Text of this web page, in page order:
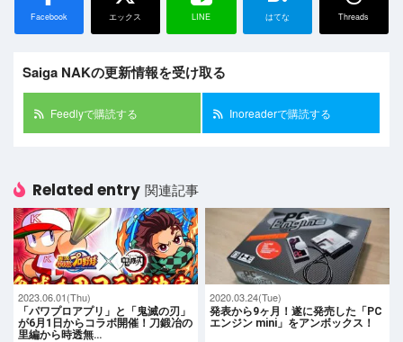
Facebook エックス LINE はてな Threads
Saiga NAKの更新情報を受け取る
Feedlyで購読する Inoreaderで購読する
Related entry 関連記事
2023.06.01(Thu)
「パワプロアプリ」と「鬼滅の刃」
が6月1日からコラボ開催！刀鍛冶の
里編から時透無…
2020.03.24(Tue)
発表から9ヶ月！遂に発売した「PC
エンジン mini」をアンボックス！